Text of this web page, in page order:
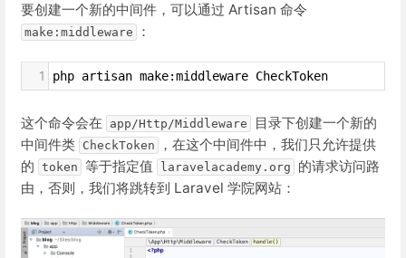
要创建一个新的中间件，可以通过 Artisan 命令
make:middleware ：
1 php artisan make:middleware CheckToken
这个命令会在 app/Http/Middleware
目录下创建一个新的
中间件类 CheckToken
，在这个中间件中，我们只允许提供
的 token 等于指定值 laravelacademy.org
的请求访问路
由，否则，我们将跳转到 Laravel 学院网站：